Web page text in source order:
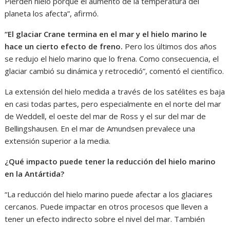
planeta los afecta”, afirmó.
“El glaciar Crane termina en el mar y el hielo marino le
hace un cierto efecto de freno. Pero los últimos dos años
se redujo el hielo marino que lo frena. Como consecuencia, el
glaciar cambió su dinámica y retrocedió”, comentó el científico.
La extensión del hielo medida a través de los satélites es baja
en casi todas partes, pero especialmente en el norte del mar
de Weddell, el oeste del mar de Ross y el sur del mar de
Bellingshausen. En el mar de Amundsen prevalece una
extensión superior a la media.
¿Qué impacto puede tener la reducción del hielo marino
en la Antártida?
“La reducción del hielo marino puede afectar a los glaciares
cercanos. Puede impactar en otros procesos que lleven a
tener un efecto indirecto sobre el nivel del mar. También